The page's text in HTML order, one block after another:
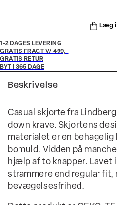
Læg i
1-2 DAGES LEVERING
GRATIS FRAGT V/ 499,-
GRATIS RETUR
BYT I 365 DAGE
Beskrivelse
Casual skjorte fra
down krave. Skjortens
materialet er en behagelig
bomuld. Vidden på
hjælp af to knapper. Lavet
strammere end regular fit,
bevægelsesfrihed.